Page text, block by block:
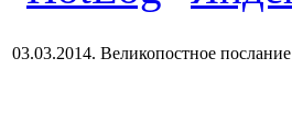
03.03.2014. Великопостное